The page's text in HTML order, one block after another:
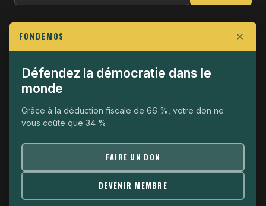
Qui sommes-nous
Join the Fight
Opérationnel
The Fondemos Review
Mentions légales
Politique de confidentialité
FONDEMOS
Défendez la démocratie dans le
monde
Grâce à la déduction fiscale de 66 %, votre don ne
vous coûte que 34 %.
FAIRE UN DON
DEVENIR MEMBRE